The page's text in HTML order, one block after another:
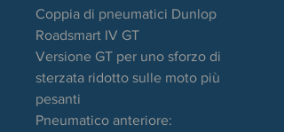
Coppia di pneumatici Dunlop
Roadsmart IV GT
Versione GT per uno sforzo di
sterzata ridotto sulle moto più
pesanti
Pneumatico anteriore: